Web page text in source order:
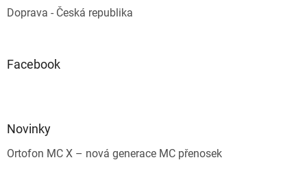
Doprava - Česká republika
Facebook
Novinky
Ortofon MC X – nová generace MC přenosek